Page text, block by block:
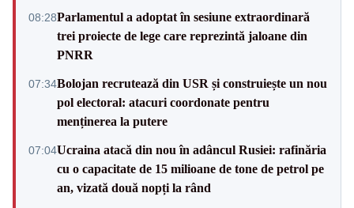
08:28Parlamentul a adoptat în sesiune extraordinară
trei proiecte de lege care reprezintă jaloane din
PNRR
07:34Bolojan recrutează din USR și construiește un nou
pol electoral: atacuri coordonate pentru
menținerea la putere
07:04Ucraina atacă din nou în adâncul Rusiei: rafinăria
cu o capacitate de 15 milioane de tone de petrol pe
an, vizată două nopți la rând